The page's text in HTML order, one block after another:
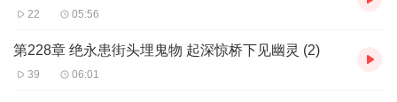
22 05:56
第228章 绝永患街头埋鬼物 起深惊桥下见幽灵 (2)
39 06:01